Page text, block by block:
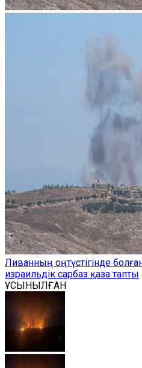
Ливанның оңтүстігінде
израильдік сарбаз қаза тапты
ҰСЫНЫЛҒАН